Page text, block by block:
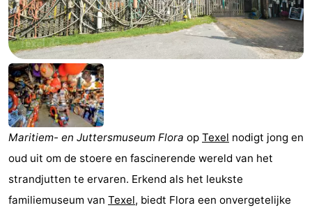
Burg
Den
Hoorn
-
De
Cocksdorp
-
De
Koog
-
Oudeschild
-
De
Waal
-
Oosterend
Natuur
Mooiste
Maritiem- en Juttersmuseum Flora op Texel nodigt jong en
oud uit om de stoere en fascinerende wereld van het
strandjutten te ervaren. Erkend als het leukste
familiemuseum van Texel, biedt Flora een onvergetelijke